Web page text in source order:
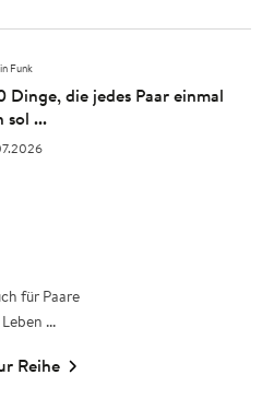
Funk
Dinge, die jedes Paar einmal
sol ...
für Paare
...
Reihe